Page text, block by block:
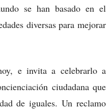
se han basado en el
diversas para mejorar
e invita a celebrarlo a
ciudadana que
de iguales. Un reclamo